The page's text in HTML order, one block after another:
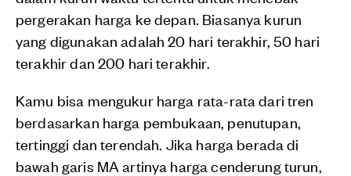
pergerakan harga ke depan. Biasanya kurun
yang digunakan adalah 20 hari terakhir, 50 hari
terakhir dan 200 hari terakhir.
Kamu bisa mengukur harga rata-rata dari tren
berdasarkan harga pembukaan, penutupan,
tertinggi dan terendah. Jika harga berada di
bawah garis MA artinya harga cenderung turun,